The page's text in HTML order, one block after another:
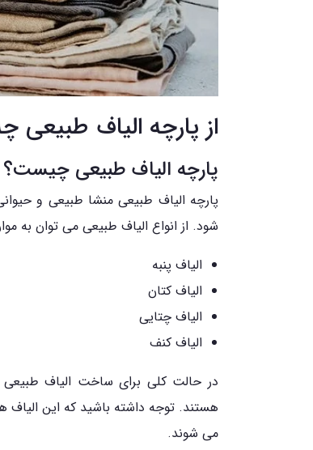
از پارچه الیاف طبیعی
پارچه الیاف طبیعی چیست؟
پارچه الیاف طبیعی منشا طبیعی و
شود. از انواع الیاف طبیعی می توان به
الیاف پنبه
الیاف کتان
الیاف چتایی
الیاف کنف
در حالت کلی برای ساخت الیاف
هستند. توجه داشته باشید که این الیاف
می شوند.